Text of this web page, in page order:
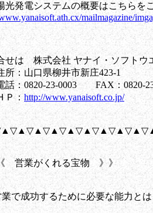
光発電システムの概要はこちらを
mailmagazine/
せは 株式会社 ヤナイ・ソフト
山口県柳井市新庄423-1
0820-23-0003 FAX：0820-
： http://www.yanaisoft.co.jp/
業がくれる宝物 》》
成功するために必要な能力とは